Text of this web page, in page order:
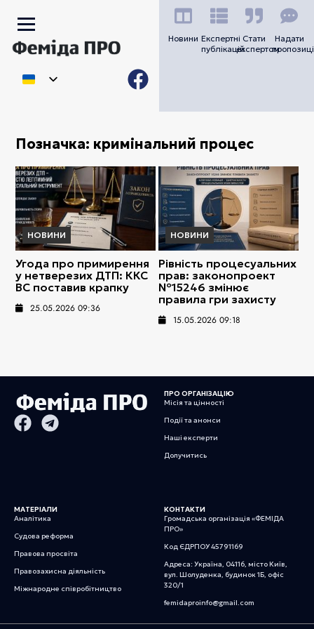
Новини Експертні
публікацій
Стати
експертом
Надати
Позначка: кримінальний процес
НОВИНИ
Угода про примирення
у нетверезих ДТП: ККС
ВС поставив крапку
25.05.2026 09:36
НОВИНИ
Рівність процесуальних
прав: законопроект
№15246 змінює
правила гри захисту
15.05.2026 09:18
ПРО ОРГАНІЗАЦІЮ
Місія та цінності
Події та анонси
Наші експерти
Долучитись
МАТЕРІАЛИ
Аналітика
Судова реформа
Правова просвіта
Правозахисна діяльність
Міжнародне співробітництво
КОНТАКТИ
Громадська організація «ФЕМІДА
ПРО»
Код ЄДРПОУ 45791169
Адреса: Україна, 04116, місто Київ,
вул. Шолуденка, будинок 1Б, офіс
320/1
femidaproinfo@gmail.com